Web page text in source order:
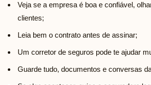
Veja se a empresa é boa e confiável,
clientes;
Leia bem o contrato antes de assinar;
Um corretor de seguros pode te ajudar
Guarde tudo, documentos e conversas